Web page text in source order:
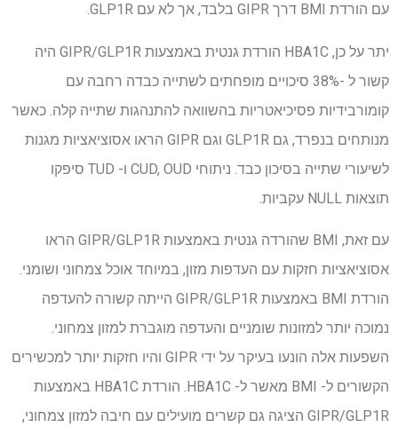
עם הורדת BMI דרך GIPR בלבד, אך לא עם GLP1R.
יתר על כן, HBA1C הורדת גנטית באמצעות GIPR/GLP1R היה
קשור ל -38% סיכויים מופחתים לשתייה כבדה רחבה עם
קומורבידיות פסיכיאטריות בהשוואה להתנהגות שתייה קלה. כאשר
מנותחים בנפרד, גם GLP1R וגם GIPR הראו אסוציאציות מגנות
לשיעורי שתייה בסיכון כבד. ניתוחי CUD, OUD ו- TUD סיפקו
תוצאות NULL עקביות.
עם זאת, BMI שהורדה גנטית באמצעות GIPR/GLP1R הראו
אסוציאציות חזקות עם העדפות מזון, במיוחד אוכל צמחוני ושומני.
הורדת BMI באמצעות GIPR/GLP1R הייתה קשורה להעדפה
נמוכה יותר למזונות שומניים והעדפה מוגברת למזון צמחוני.
השפעות אלה הונעו בעיקר על ידי GIPR והיו חזקות יותר למכשירים
הקשורים ל- BMI מאשר ל- HBA1C. הורדת HBA1C באמצעות
GIPR/GLP1R הציגה גם קשרים מועילים עם חיבה למזון צמחוני,